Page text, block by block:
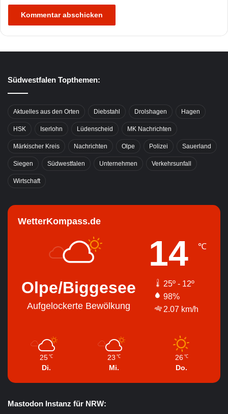
Südwestfalen Topthemen:
Aktuelles aus den Orten Diebstahl Drolshagen Hagen
HSK Iserlohn Lüdenscheid MK Nachrichten
Märkischer Kreis Nachrichten Olpe Polizei Sauerland
Siegen Südwestfalen Unternehmen Verkehrsunfall
Wirtschaft
WetterKompass.de
Olpe/Biggesee
Aufgelockerte Bewölkung
14 ℃
25º - 12º
98%
2.07 km/h
25 ℃
Di.
23 ℃
Mi.
26 ℃
Do.
Mastodon Instanz für NRW: